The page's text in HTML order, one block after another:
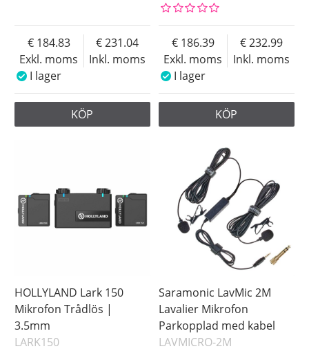
Exkl. moms
184.83
Inkl. moms
231.04
I lager
KÖP
Exkl. moms
186.39
Inkl. moms
232.99
I lager
KÖP
HOLLYLAND Lark 150
Mikrofon Trådlös |
3.5mm
LARK150
Saramonic LavMic 2M
Lavalier Mikrofon
Parkopplad med kabel
LAVMICRO-2M